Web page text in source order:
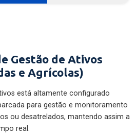
Gestão de Ativos
e Agrícolas)
está altamente configurado
para gestão e monitoramento
ou desatrelados, mantendo assim a
real.